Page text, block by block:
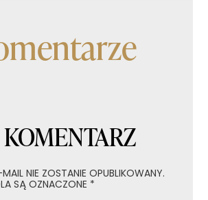
NIE ZOSTANIE OPUBLIKOWANY.
SĄ OZNACZONE *